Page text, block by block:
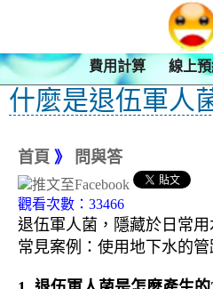
費用計算 線上
什麼是退伍軍人
首頁 》 問與答
觀看次數：33466
退伍軍人菌，隱藏於日常用
常見案例：使用地下水的